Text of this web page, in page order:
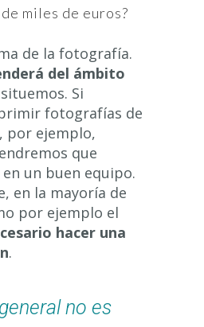
miles de euros?
de la fotografía.
del ámbito
Si
fotografías de
por ejemplo,
que
un buen equipo.
en la mayoría de
por ejemplo el
hacer una
.
no es